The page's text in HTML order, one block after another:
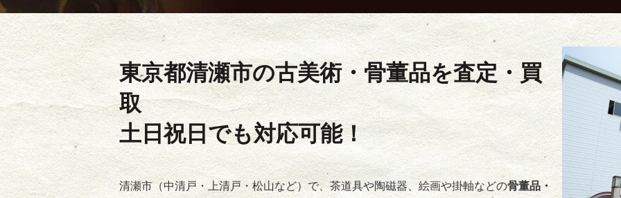
東京都清瀬市の古美術・骨董品を査定・買
取
土日祝日でも対応可能！
清瀬市（中清戸・上清戸・松山など）で、茶道具や陶磁器、絵画や掛軸などの骨董品・